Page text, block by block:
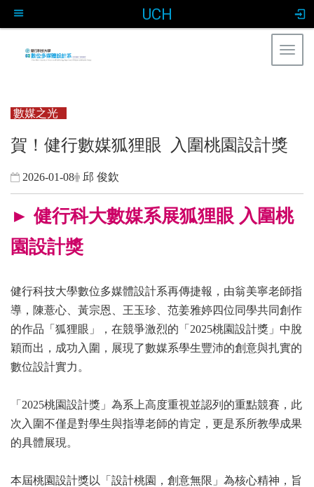
UCH
數媒之光
賀！健行數媒狐狸眼 入圍桃園設計獎
2026-01-08 邱 俊欽
► 健行科大數媒系展狐狸眼 入圍桃
園設計獎
健行科技大學數位多媒體設計系再傳捷報，由翁美寧老師指
導，陳薏心、黃宗恩、王玉珍、范姜雅婷四位同學共同創作
的作品「狐狸眼」，在競爭激烈的「2025桃園設計獎」中脫
穎而出，成功入圍，展現了數媒系學生豐沛的創意與扎實的
數位設計實力。
「2025桃園設計獎」為系上高度重視並認列的重點競賽，此
次入圍不僅是對學生與指導老師的肯定，更是系所教學成果
的具體展現。
本屆桃園設計獎以「設計桃園，創意無限」為核心精神，旨